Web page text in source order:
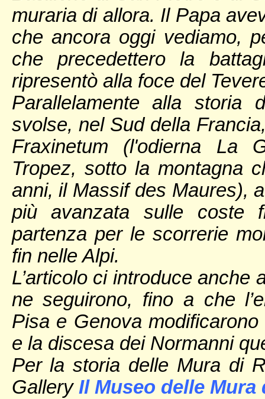
muraria di allora. Il Papa
che ancora oggi vediamo,
che precedettero la
ripresentò alla foce del
Parallelamente alla storia
svolse, nel Sud della
Fraxinetum (l'odierna La
Tropez, sotto la montagna
anni, il Massif des Maures),
più avanzata sulle coste
partenza per le scorrerie
fin nelle Alpi.
L’articolo ci introduce
ne seguirono, fino a che
Pisa e Genova
e la discesa dei Normanni
Per la storia delle Mura di
Gallery Il Museo delle Mura